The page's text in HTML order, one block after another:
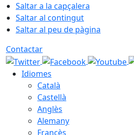
Saltar a la capçalera
Saltar al contingut
Saltar al peu de pàgina
Contactar
Idiomes
Català
Castellà
Anglès
Alemany
Francès